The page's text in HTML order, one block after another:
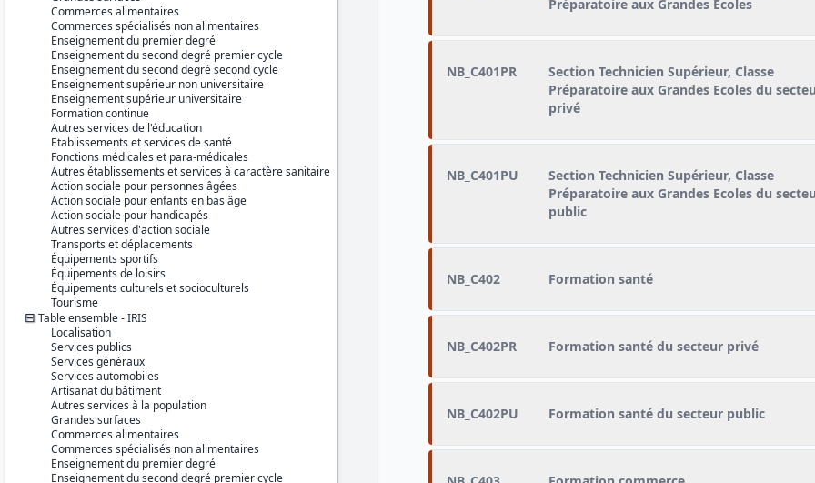
Commerces alimentaires
Commerces spécialisés non alimentaires
Enseignement du premier degré
Enseignement du second degré premier cycle
Enseignement du second degré second cycle
Enseignement supérieur non universitaire
Enseignement supérieur universitaire
Formation continue
Autres services de l'éducation
Etablissements et services de santé
Fonctions médicales et para-médicales
Autres établissements et services à caractère sanitaire
Action sociale pour personnes âgées
Action sociale pour enfants en bas âge
Action sociale pour handicapés
Autres services d'action sociale
Transports et déplacements
Équipements sportifs
Équipements de loisirs
Équipements culturels et socioculturels
Tourisme
Table ensemble - IRIS
Localisation
Services publics
Services généraux
Services automobiles
Artisanat du bâtiment
Autres services à la population
Grandes surfaces
Commerces alimentaires
Commerces spécialisés non alimentaires
Enseignement du premier degré
Enseignement du second degré premier cycle
Mayotte
Producteur :
INSEE
Diffuseur :
Progedo-Adisp
Préparatoire aux Grandes Ecoles
NB_C401PR
Section Technicien Supérieur, Classe
Préparatoire aux Grandes Ecoles du
privé
NB_C401PU
Section Technicien Supérieur, Classe
Préparatoire aux Grandes Ecoles du
public
NB_C402 Formation santé
NB_C402PR Formation santé du secteur privé
NB_C402PU Formation santé du secteur public